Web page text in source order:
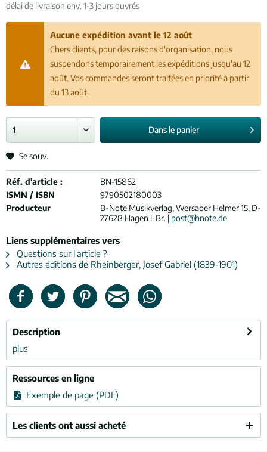
délai de livraison env. 1-3 jours ouvrés
Aucune expédition avant le 12 août
Chers clients, pour des raisons d'organisation, nous
suspendons temporairement les expéditions jusqu'au 12
août. Vos commandes seront traitées en priorité à partir
du 13 août.
Dans le panier
Se souv.
Réf. d'article :
BN-15862
ISMN / ISBN
9790502180003
Producteur
B-Note Musikverlag, Wersaber Helmer 15, D-
27628 Hagen i. Br. | post@bnote.de
Liens supplémentaires vers
Questions sur l'article ?
Autres éditions de Rheinberger, Josef Gabriel (1839-1901)
Description
plus
Ressources en ligne
Exemple de page (PDF)
Les clients ont aussi acheté